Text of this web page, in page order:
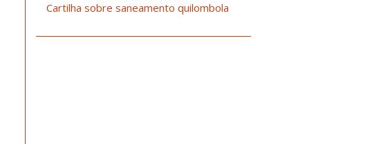
Cartilha sobre saneamento quilombola